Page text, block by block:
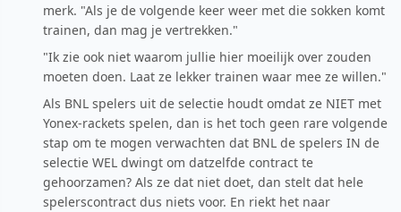
merk. "Als je de volgende keer weer met die sokken komt
trainen, dan mag je vertrekken."
"Ik zie ook niet waarom jullie hier moeilijk over zouden
moeten doen. Laat ze lekker trainen waar mee ze willen."
Als BNL spelers uit de selectie houdt omdat ze NIET met
Yonex-rackets spelen, dan is het toch geen rare volgende
stap om te mogen verwachten dat BNL de spelers IN de
selectie WEL dwingt om datzelfde contract te
gehoorzamen? Als ze dat niet doet, dan stelt dat hele
spelerscontract dus niets voor. En riekt het naar